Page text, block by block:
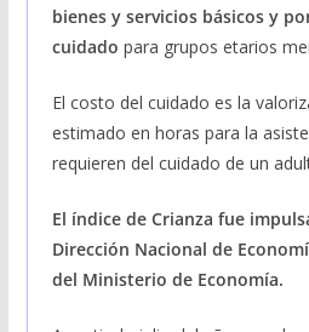
bienes y servicios básicos y
cuidado para grupos etarios
El costo del cuidado es la
estimado en horas para la
requieren del cuidado de un
El índice de Crianza fue
Dirección Nacional de
del Ministerio de Economía.